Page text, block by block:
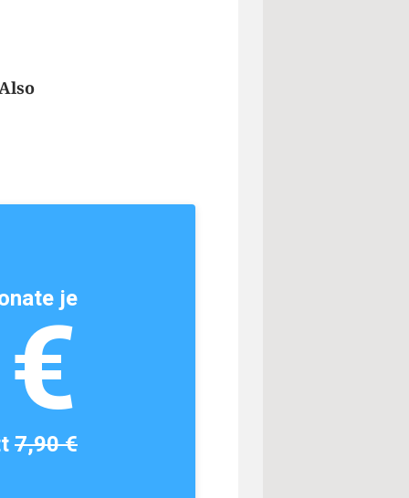
je
7,90 €